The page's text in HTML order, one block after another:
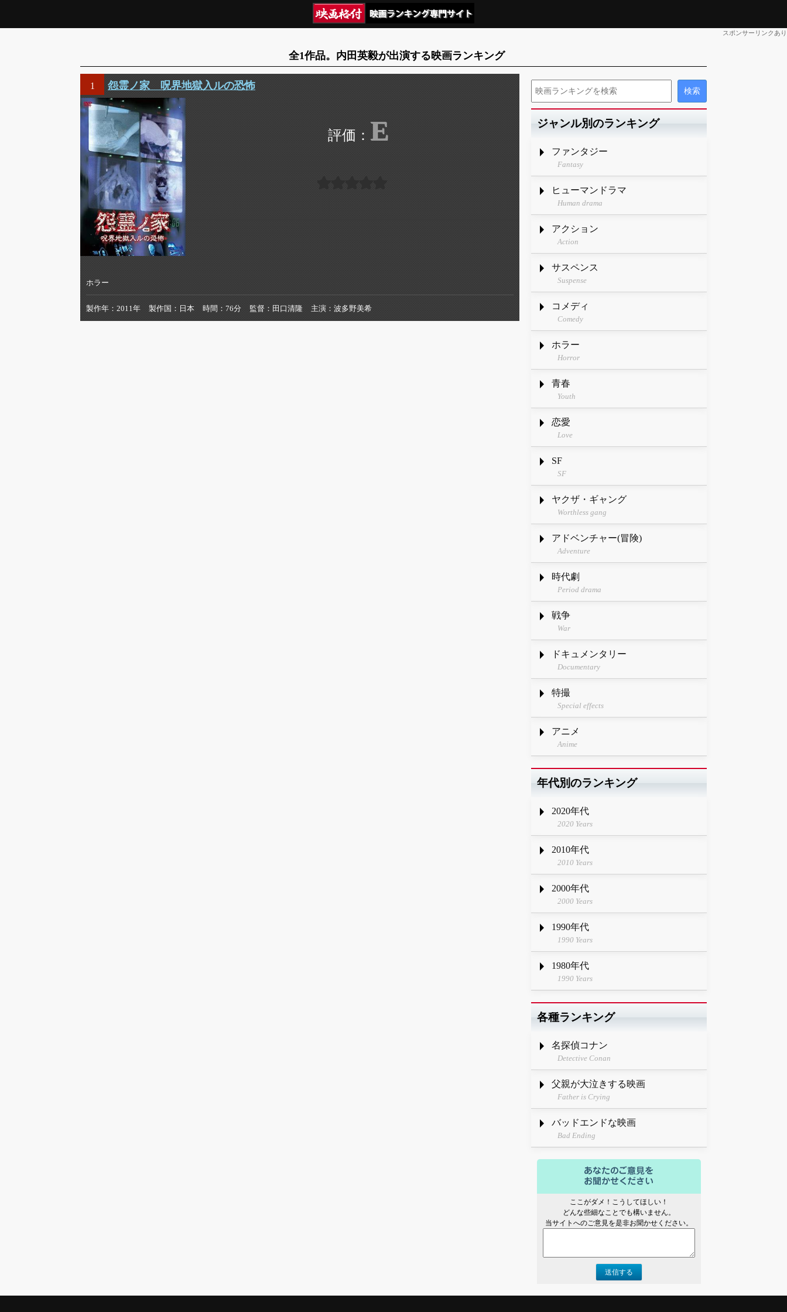
スポンサーリンクあり
全1作品。内田英毅が出演する映画ランキング
1 怨霊ノ家 呪界地獄入ルの恐怖
E
ホラー
製作年 2011年 製作国 日本 時間 76分 監督 田口清隆 主演 波多野美希
ジャンル別のランキング
ファンタジー
Fantasy
ヒューマンドラマ
Human drama
アクション
Action
サスペンス
Suspense
コメディ
Comedy
ホラー
Horror
青春
Youth
恋愛
Love
SF
SF
ヤクザ・ギャング
Worthless gang
アドベンチャー(冒険)
Adventure
時代劇
Period drama
戦争
War
ドキュメンタリー
Documentary
特撮
Special effects
アニメ
Anime
年代別のランキング
2020年代
2020 Years
2010年代
2010 Years
2000年代
2000 Years
1990年代
1990 Years
1980年代
1990 Years
各種ランキング
名探偵コナン
Detective Conan
父親が大泣きする映画
Father is Crying
バッドエンドな映画
Bad Ending
ここがダメ！こうしてほしい！
どんな些細なことでも構いません。
当サイトへのご意見を是非お聞かせください。
送信する